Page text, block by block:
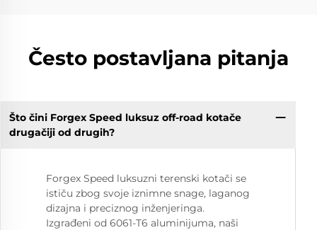
Često postavljana pitanja
Što čini Forgex Speed luksuz off-road kotače
drugačiji od drugih?
Forgex Speed luksuzni terenski kotači se
ističu zbog svoje iznimne snage, laganog
dizajna i preciznog inženjeringa.
Izgrađeni od 6061-T6 aluminijuma, naši